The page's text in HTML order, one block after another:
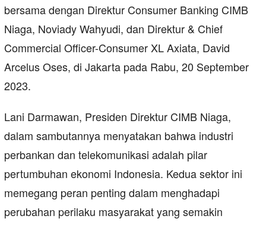
bersama dengan Direktur Consumer Banking CIMB
Niaga, Noviady Wahyudi, dan Direktur & Chief
Commercial Officer-Consumer XL Axiata, David
Arcelus Oses, di Jakarta pada Rabu, 20 September
2023.
Lani Darmawan, Presiden Direktur CIMB Niaga,
dalam sambutannya menyatakan bahwa industri
perbankan dan telekomunikasi adalah pilar
pertumbuhan ekonomi Indonesia. Kedua sektor ini
memegang peran penting dalam menghadapi
perubahan perilaku masyarakat yang semakin